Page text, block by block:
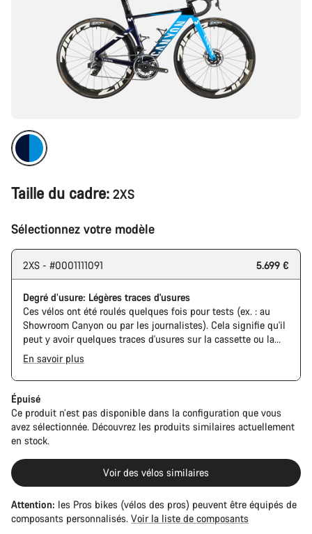
Taille du cadre: 2XS
Sélectionnez votre modèle
2XS - #0001111091 5.699 €
Degré d’usure: Légères traces d'usures
Ces vélos ont été roulés quelques fois pour tests (ex. : au
Showroom Canyon ou par les journalistes). Cela signifie qu'il
peut y avoir quelques traces d'usures sur la cassette ou la
chaine. De plus, le cadre et les composants peuvent avoir des
rayures ou des éclats de peinture. Cependant, tous les
composants sont parfaitement fonctionnels.
En savoir plus
Épuisé
Ce produit n’est pas disponible dans la configuration que vous
avez sélectionnée. Découvrez les produits similaires actuellement
en stock.
Voir des vélos similaires
Attention: les Pros bikes (vélos des pros) peuvent être équipés de
composants personnalisés. Voir la liste de composants